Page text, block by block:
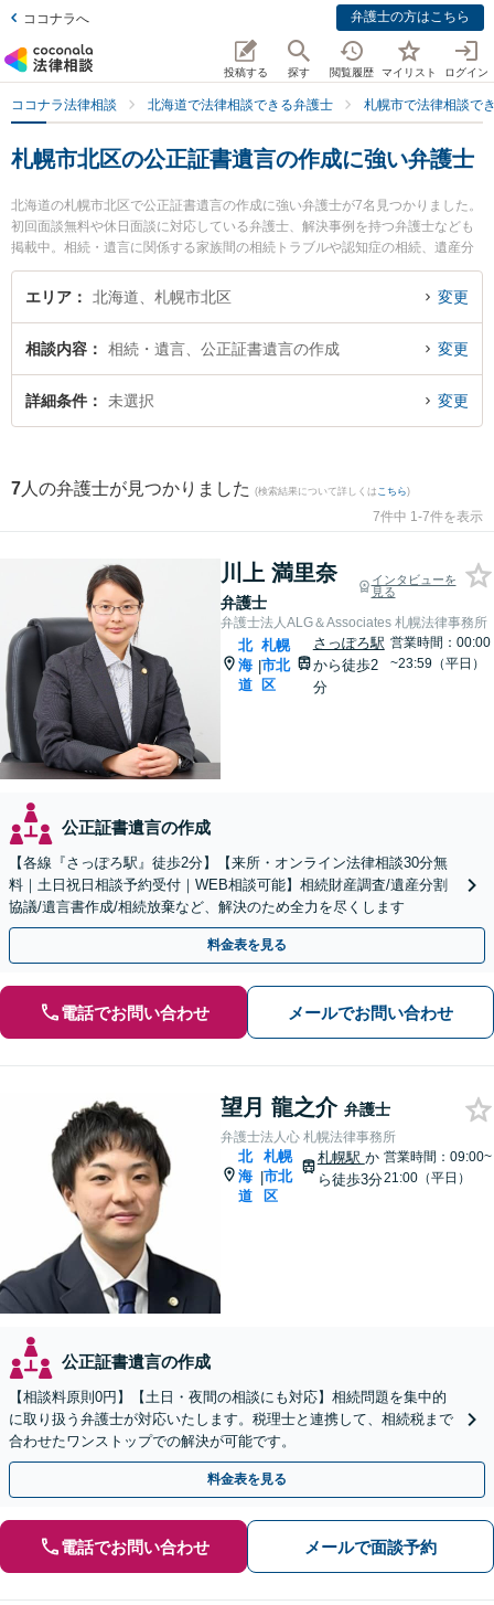
ココナラへ 弁護士の方はこちら
投稿する 探す 閲覧履歴 マイリスト ログイン
ココナラ法律相談 北海道で法律相談できる弁護士 札幌市で法律相談で
札幌市北区の公正証書遺言の作成に強い弁護士
北海道の札幌市北区で公正証書遺言の作成に強い弁護士が7名見つかりました。
初回面談無料や休日面談に対応している弁護士、解決事例を持つ弁護士なども
掲載中。相続・遺言に関係する家族間の相続トラブルや認知症の相続、遺産分
割等の細かな分野での絞り込み検索もでき便利です。特に弁護士法人ALG＆Ass
ociates 札幌法律事務所の川上 満里奈弁護士や弁護士法人心 札幌法律事務所の
に発生した公正証書遺言の作成のトラブルを今すぐに弁護士に相談したい』
『公正証書遺言の作成のトラブル解決の実績豊富な近くの弁護士を検索した
い』『初回相談無料で公正証書遺言の作成を法律相談できる札幌市北区内の弁
エリア 北海道、札幌市北区 変更
相談内容 相続・遺言、公正証書遺言の作成 変更
詳細条件 未選択 変更
7 人の弁護士が見つかりました (検索結果について詳しくは こちら)
7件中 1-7件を表示
川上 満里奈
弁護士
インタビューを
見る
弁護士法人ALG＆Associates 札幌法律事務所
北
海
道
|
札幌
市北
区
さっぽろ駅
から徒歩2
分
営業時間：00:00
~23:59（平日）
公正証書遺言の作成
【各線『さっぽろ駅』徒歩2分】【来所・オンライン法律相談30分無
料｜土日祝日相談予約受付｜WEB相談可能】相続財産調査/遺産分割
協議/遺言書作成/相続放棄など、解決のため全力を尽くします
料金表を見る
電話でお問い合わせ メールでお問い合わせ
望月 龍之介 弁護士
弁護士法人心 札幌法律事務所
北
海
道
|
札幌
市北
区
札幌駅 か
ら徒歩3分
営業時間：09:00~
21:00（平日）
公正証書遺言の作成
【相談料原則0円】【土日・夜間の相談にも対応】相続問題を集中的
に取り扱う弁護士が対応いたします。税理士と連携して、相続税まで
合わせたワンストップでの解決が可能です。
料金表を見る
電話でお問い合わせ メールで面談予約